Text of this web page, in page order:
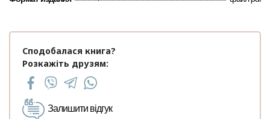
Сподобалася книга?
Розкажіть друзям:
Залишити відгук